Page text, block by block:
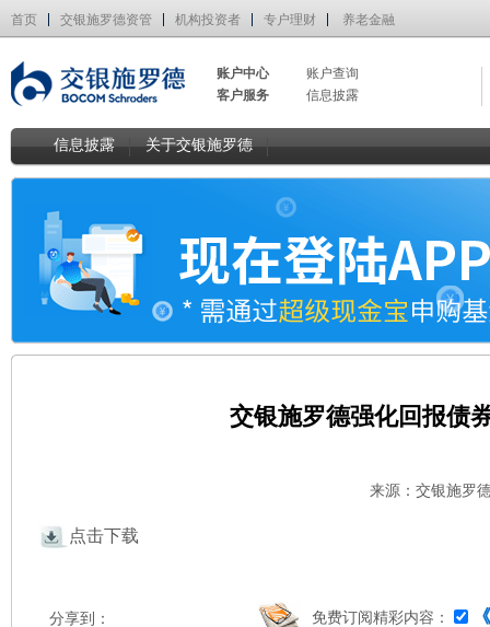
首页 交银施罗德资管 机构投资者 专户理财 养老金融
账户中心
账户查询
客户服务
信息披露
信息披露 关于交银施罗德
交银施罗德强化回报债
来源：交银施罗
点击下载
分享到： 免费订阅精彩内容：